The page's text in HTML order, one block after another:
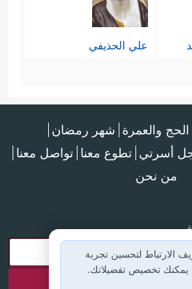
علي الحذيفي
الحج والعمرة شهر رمضان
أسرتي تطوع معنا تواصل معنا
من نحن
الارتباط لتحسين تجربة
يمكنك تخصيص تفضيلاتك.